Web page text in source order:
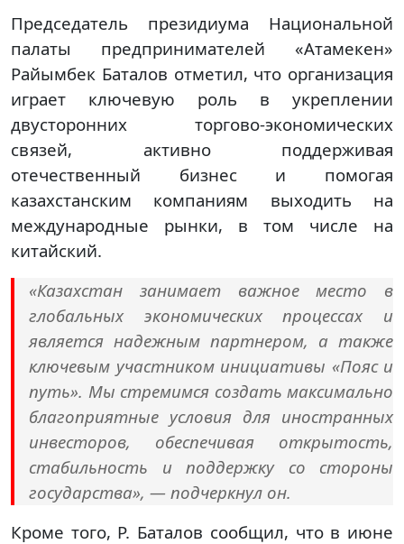
Председатель президиума Национальной
палаты предпринимателей «Атамекен»
Райымбек Баталов отметил, что организация
играет ключевую роль в укреплении
двусторонних торгово-экономических
связей, активно поддерживая
отечественный бизнес и помогая
казахстанским компаниям выходить на
международные рынки, в том числе на
китайский.
«Казахстан занимает важное место в
глобальных экономических процессах и
является надежным партнером, а также
ключевым участником инициативы «Пояс и
путь». Мы стремимся создать максимально
благоприятные условия для иностранных
инвесторов, обеспечивая открытость,
стабильность и поддержку со стороны
государства», — подчеркнул он.
Кроме того, Р. Баталов сообщил, что в июне